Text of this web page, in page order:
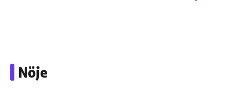
contentNöje